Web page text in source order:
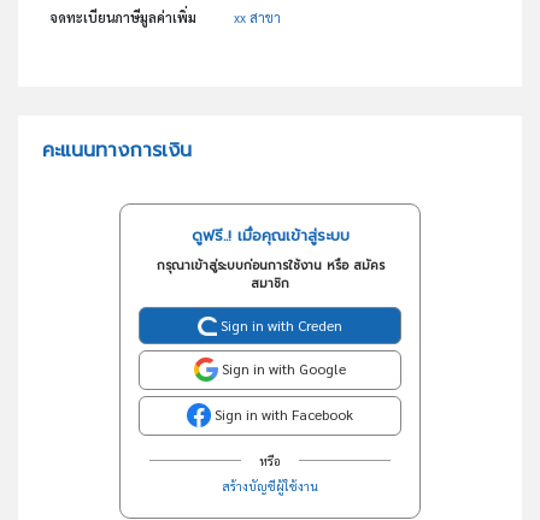
จดทะเบียนภาษีมูลค่าเพิ่ม xx สาขา
คะแนนทางการเงิน
ดูฟรี..! เมื่อคุณเข้าสู่ระบบ
กรุณาเข้าสู่ระบบก่อนการใช้งาน หรือ สมัคร
สมาชิก
Sign in with Creden
Sign in with Google
Sign in with Facebook
หรือ
สร้างบัญชีผู้ใช้งาน